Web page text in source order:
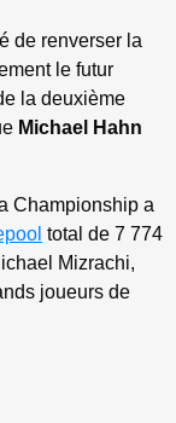
de renverser la
le futur
la deuxième
Michael Hahn
Championship a
total de 7 774
Mizrachi,
joueurs de